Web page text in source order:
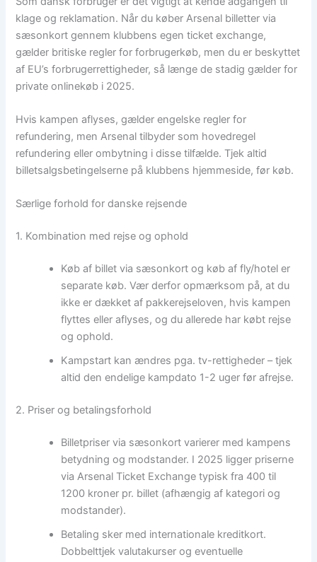
klage og reklamation. Når du køber Arsenal billetter via
sæsonkort gennem klubbens egen ticket exchange,
gælder britiske regler for forbrugerkøb, men du er beskyttet
af EU’s forbrugerrettigheder, så længe de stadig gælder for
private onlinekøb i 2025.
Hvis kampen aflyses, gælder engelske regler for
refundering, men Arsenal tilbyder som hovedregel
refundering eller ombytning i disse tilfælde. Tjek altid
billetsalgsbetingelserne på klubbens hjemmeside, før køb.
Særlige forhold for danske rejsende
1. Kombination med rejse og ophold
Køb af billet via sæsonkort og køb af fly/hotel er
separate køb. Vær derfor opmærksom på, at du
ikke er dækket af pakkerejseloven, hvis kampen
flyttes eller aflyses, og du allerede har købt rejse
og ophold.
Kampstart kan ændres pga. tv-rettigheder – tjek
altid den endelige kampdato 1-2 uger før afrejse.
2. Priser og betalingsforhold
Billetpriser via sæsonkort varierer med kampens
betydning og modstander. I 2025 ligger priserne
via Arsenal Ticket Exchange typisk fra 400 til
1200 kroner pr. billet (afhængig af kategori og
modstander).
Betaling sker med internationale kreditkort.
Dobbelttjek valutakurser og eventuelle